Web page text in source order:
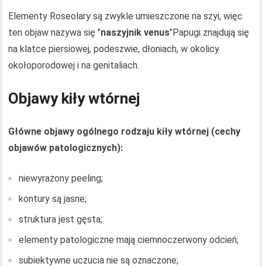
Elementy Roseolary są zwykle umieszczone na szyi, więc
ten objaw nazywa się "naszyjnik venus"Papugi znajdują się
na klatce piersiowej, podeszwie, dłoniach, w okolicy
okołoporodowej i na genitaliach.
Objawy kiły wtórnej
Główne objawy ogólnego rodzaju kiły wtórnej (cechy
objawów patologicznych):
niewyrażony peeling;
kontury są jasne;
struktura jest gęsta;
elementy patologiczne mają ciemnoczerwony odcień;
subiektywne uczucia nie są oznaczone;